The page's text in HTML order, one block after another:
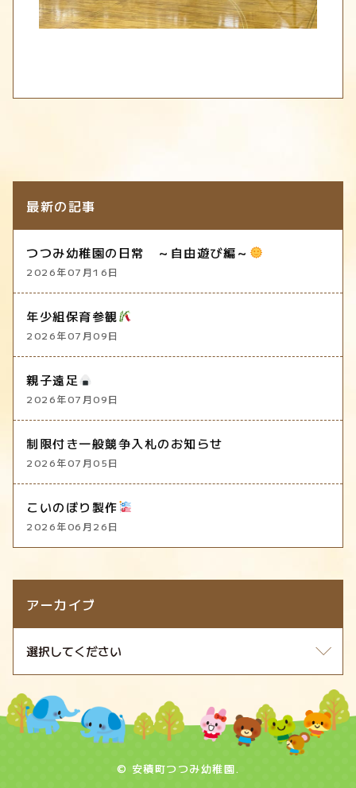
最新の記事
つつみ幼稚園の日常 ～自由遊び編～
2026年07月16日
年少組保育参観
2026年07月09日
親子遠足
2026年07月09日
制限付き一般競争入札のお知らせ
2026年07月05日
こいのぼり製作
2026年06月26日
アーカイブ
© 安積町つつみ幼稚園.